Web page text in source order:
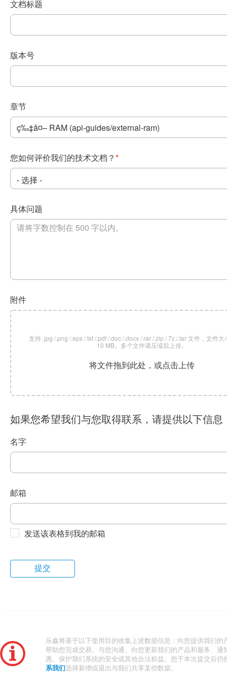
文档标题
版本号
章节
您如何评价我们的技术文档？ *
具体问题
附件
支持 .jpg /.png /.eps /.txt /.pdf /.doc /.docx /.rar /.zip /.7z /.tar 文件，文件大
10 MB。多个文件请压缩后上传。
将文件拖到此处，或点击上传
如果您希望我们与您取得联系，请提供以下信息
名字
邮箱
发送该表格到我的邮箱
乐鑫将基于以下使用目的收集上述数据信息：向您提供我们的
帮助您完成交易、与您沟通、向您更新我们的产品和服务、通
惠、保护我们系统的安全或其他合法权益。您于本次提交后仍
系我们 选择新增或退出与我们共享某些数据。